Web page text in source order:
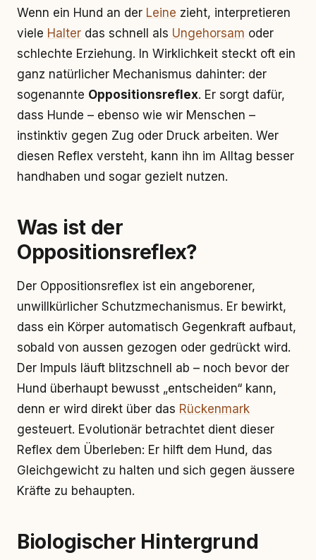
Wenn ein Hund an der Leine zieht, interpretieren
viele Halter das schnell als Ungehorsam oder
schlechte Erziehung. In Wirklichkeit steckt oft ein
ganz natürlicher Mechanismus dahinter: der
sogenannte Oppositionsreflex. Er sorgt dafür,
dass Hunde – ebenso wie wir Menschen –
instinktiv gegen Zug oder Druck arbeiten. Wer
diesen Reflex versteht, kann ihn im Alltag besser
handhaben und sogar gezielt nutzen.
Was ist der
Oppositionsreflex?
Der Oppositionsreflex ist ein angeborener,
unwillkürlicher Schutzmechanismus. Er bewirkt,
dass ein Körper automatisch Gegenkraft aufbaut,
sobald von aussen gezogen oder gedrückt wird.
Der Impuls läuft blitzschnell ab – noch bevor der
Hund überhaupt bewusst „entscheiden“ kann,
denn er wird direkt über das Rückenmark
gesteuert. Evolutionär betrachtet dient dieser
Reflex dem Überleben: Er hilft dem Hund, das
Gleichgewicht zu halten und sich gegen äussere
Kräfte zu behaupten.
Biologischer Hintergrund